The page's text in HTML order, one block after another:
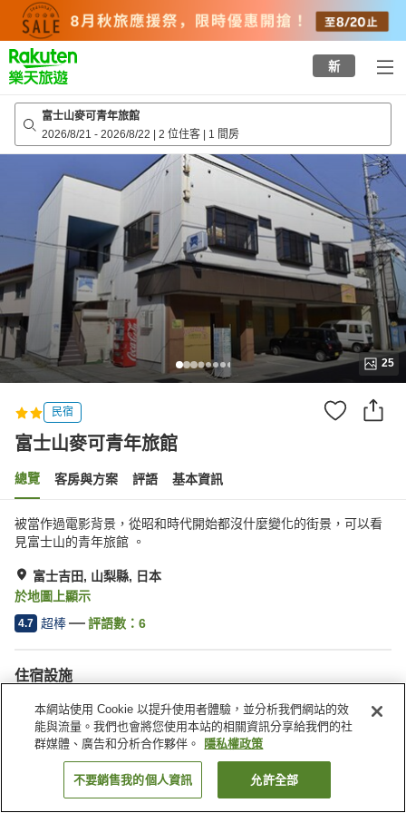
top
page
新
富士山麥可青年旅館
2026/8/21 - 2026/8/22 | 2 位住客 | 1 間房
25
民宿
富士山麥可青年旅館
總覽 客房與方案 評語 基本資訊
被當作過電影背景，從昭和時代開始都沒什麼變化的街景，可以看
見富士山的青年旅館 。
富士吉田, 山梨縣, 日本
於地圖上顯示
4.7 超棒 評語數： 6
住宿設施
無線網路
全館禁菸
指定吸菸區
自動販賣機
找客房
本網站使用 Cookie 以提升使用者體驗，並分析我們網站的效
能與流量。我們也會將您使用本站的相關資訊分享給我們的社
群媒體、廣告和分析合作夥伴。
隱私權政策
不要銷售我的個人資訊 允許全部